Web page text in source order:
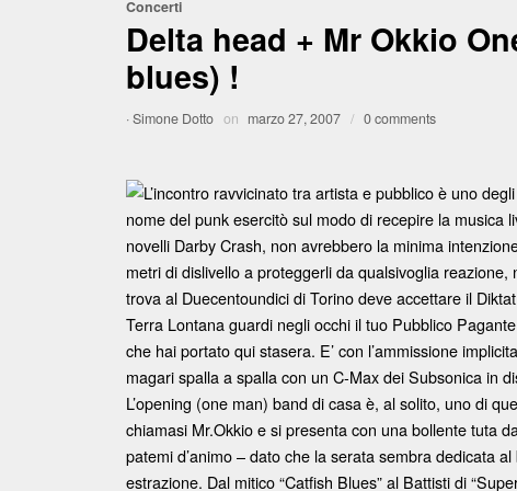
Concerti
Delta head + Mr Okkio
blues) !
·Simone Dotto on marzo 27, 2007 / 0 comments
L’incontro ravvicinato tra artista e pubblico è uno
nome del punk esercitò sul modo di recepire la musica
novelli Darby Crash, non avrebbero la minima
metri di dislivello a proteggerli da qualsivoglia
trova al Duecentoundici di Torino deve accettare il
Terra Lontana guardi negli occhi il tuo Pubblico
che hai portato qui stasera. E’ con l’ammissione
magari spalla a spalla con un C-Max dei Subsonica in
L’opening (one man) band di casa è, al solito, uno di
chiamasi Mr.Okkio e si presenta con una bollente tuta
patemi d’animo – dato che la serata sembra dedicata
estrazione. Dal mitico “Catfish Blues” al Battisti di